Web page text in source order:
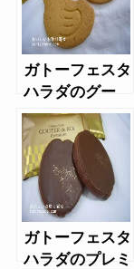
ガトーフェスタ
ハラダのグー
テ・デ・プリン
セス
ガトーフェスタ
ハラダのプレミ